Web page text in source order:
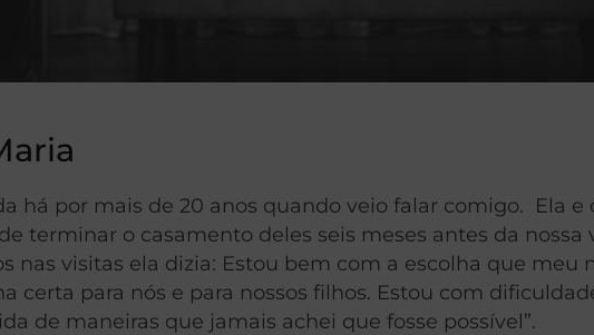
há por mais de 20 anos quando veio falar comigo. Ela
terminar o casamento deles seis meses antes da nossa
nas visitas ela dizia: Estou bem com a escolha que meu
certa para nós e para nossos filhos. Estou com
de maneiras que jamais achei que fosse possível”.